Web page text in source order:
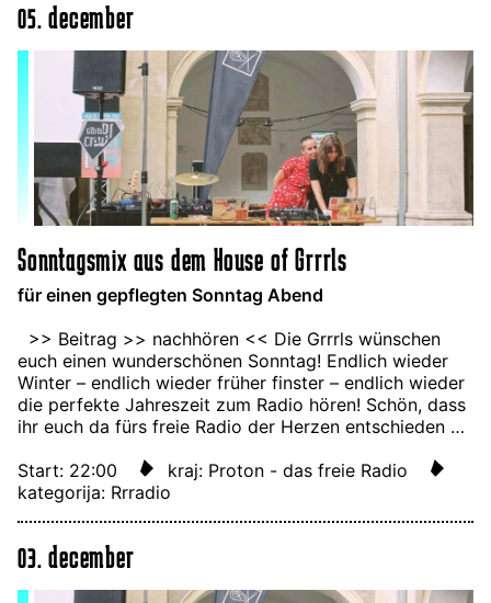
05. december
Sonntagsmix aus dem House of Grrrls
für einen gepflegten Sonntag Abend
>> Beitrag >> nachhören << Die Grrrls wünschen
euch einen wunderschönen Sonntag! Endlich wieder
Winter – endlich wieder früher finster – endlich wieder
die perfekte Jahreszeit zum Radio hören! Schön, dass
ihr euch da fürs freie Radio der Herzen entschieden …
Start: 22:00
kraj: Proton - das freie Radio
kategorija: Rrradio
03. december